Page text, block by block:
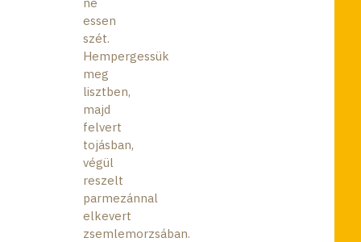
essen
szét.
Hempergessük
meg
lisztben,
majd
felvert
tojásban,
végül
reszelt
parmezánnal
elkevert
zsemlemorzsában.